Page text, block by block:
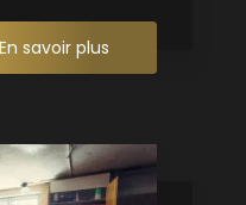
En savoir plus